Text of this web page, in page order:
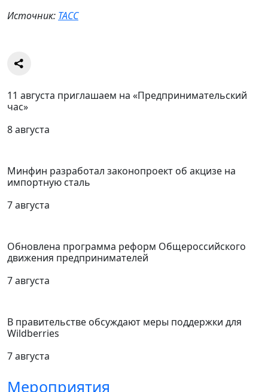
Источник: ТАСС
11 августа приглашаем на «Предпринимательский
час»
8 августа
Минфин разработал законопроект об акцизе на
импортную сталь
7 августа
Обновлена программа реформ Общероссийского
движения предпринимателей
7 августа
В правительстве обсуждают меры поддержки для
Wildberries
7 августа
Мероприятия